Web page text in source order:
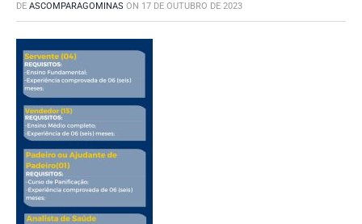
DE ASCOMPARAGOMINAS ON 17 DE OUTUBRO DE 2023